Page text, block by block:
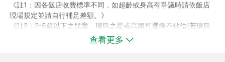
《註1：因各飯店收費標準不同，如超齡或身高有爭議時請依飯店
現場規定並請自行補足差額。》
《註2：2-5歲以下之兒童，環島之星或高鐵可選擇不佔位(若環島
之星未佔位，即不含車廂內餐食、車票、座位、活動)；如不需車
票請於訂購時告知客服人員，由客服人員為您做人工減價。》
查看更多